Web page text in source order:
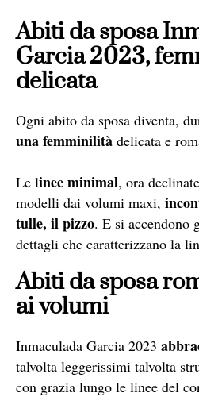
Abiti da sposa
Garcia 2023,
delicata
Ogni abito da sposa diventa,
una femminilità delicata e
Le linee minimal, ora
modelli dai volumi maxi,
tulle, il pizzo. E si accendono
dettagli che caratterizzano la
Abiti da sposa
ai volumi
Inmaculada Garcia 2023
talvolta leggerissimi talvolta
con grazia lungo le linee del